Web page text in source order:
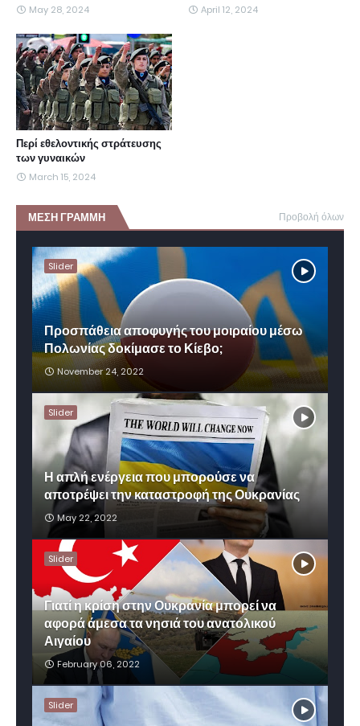
May 28, 2024 April 12, 2024
Περί εθελοντικής στράτευσης
των γυναικών
March 15, 2024
ΜΕΣΗ ΓΡΑΜΜΗ Προβολή όλων
Slider
Προσπάθεια αποφυγής του μοιραίου μέσω
Πολωνίας δοκίμασε το Κίεβο;
November 24, 2022
Slider
Η απλή ενέργεια που μπορούσε να
αποτρέψει την καταστροφή της Ουκρανίας
May 22, 2022
Slider
Γιατί η κρίση στην Ουκρανία μπορεί να
αφορά άμεσα τα νησιά του ανατολικού
Αιγαίου
February 06, 2022
Slider